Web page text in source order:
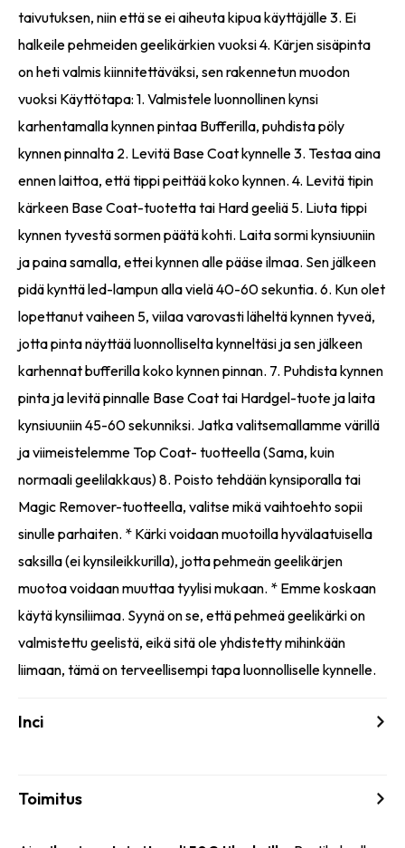
taivutuksen, niin että se ei aiheuta kipua käyttäjälle 3. Ei
halkeile pehmeiden geelikärkien vuoksi 4. Kärjen sisäpinta
on heti valmis kiinnitettäväksi, sen rakennetun muodon
vuoksi Käyttötapa: 1. Valmistele luonnollinen kynsi
karhentamalla kynnen pintaa Bufferilla, puhdista pöly
kynnen pinnalta 2. Levitä Base Coat kynnelle 3. Testaa aina
ennen laittoa, että tippi peittää koko kynnen. 4. Levitä tipin
kärkeen Base Coat-tuotetta tai Hard geeliä 5. Liuta tippi
kynnen tyvestä sormen päätä kohti. Laita sormi kynsiuuniin
ja paina samalla, ettei kynnen alle pääse ilmaa. Sen jälkeen
pidä kynttä led-lampun alla vielä 40-60 sekuntia. 6. Kun olet
lopettanut vaiheen 5, viilaa varovasti läheltä kynnen tyveä,
jotta pinta näyttää luonnolliselta kynneltäsi ja sen jälkeen
karhennat bufferilla koko kynnen pinnan. 7. Puhdista kynnen
pinta ja levitä pinnalle Base Coat tai Hardgel-tuote ja laita
kynsiuuniin 45-60 sekunniksi. Jatka valitsemallamme värillä
ja viimeistelemme Top Coat- tuotteella (Sama, kuin
normaali geelilakkaus) 8. Poisto tehdään kynsiporalla tai
Magic Remover-tuotteella, valitse mikä vaihtoehto sopii
sinulle parhaiten. * Kärki voidaan muotoilla hyvälaatuisella
saksilla (ei kynsileikkurilla), jotta pehmeän geelikärjen
muotoa voidaan muuttaa tyylisi mukaan. * Emme koskaan
käytä kynsiliimaa. Syynä on se, että pehmeä geelikärki on
valmistettu geelistä, eikä sitä ole yhdistetty mihinkään
liimaan, tämä on terveellisempi tapa luonnolliselle kynnelle.
Inci
Toimitus